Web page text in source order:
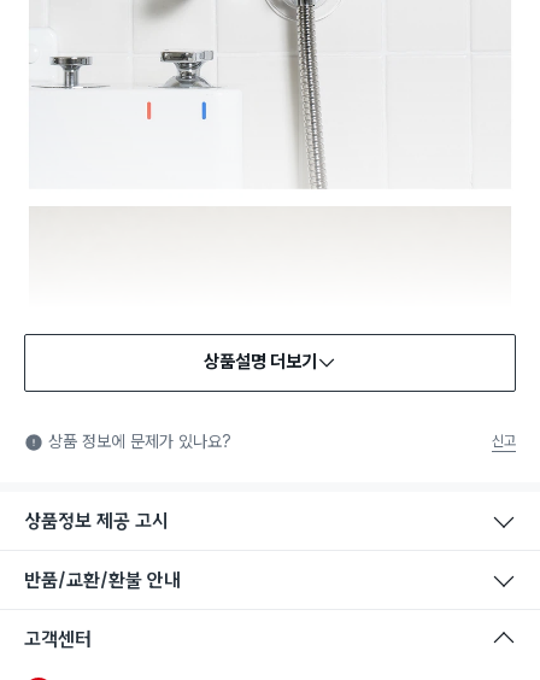
상품설명 더보기
상품 정보에 문제가 있나요? 신고
상품정보 제공 고시
반품/교환/환불 안내
고객센터